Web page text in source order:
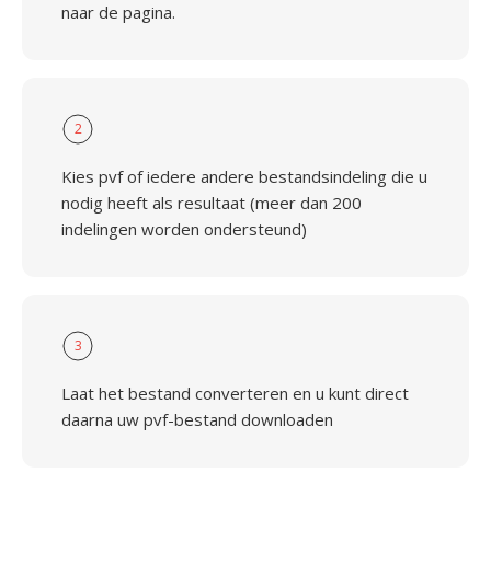
naar de pagina.
2
Kies pvf of iedere andere bestandsindeling die u
nodig heeft als resultaat (meer dan 200
indelingen worden ondersteund)
3
Laat het bestand converteren en u kunt direct
daarna uw pvf-bestand downloaden